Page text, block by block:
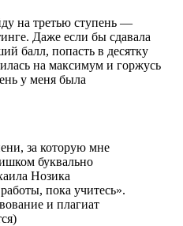
на третью ступень —
Даже если бы сдавала
балл, попасть в десятку
на максимум и горжусь
у меня была
за которую мне
буквально
Нозика
пока учитесь».
и плагиат